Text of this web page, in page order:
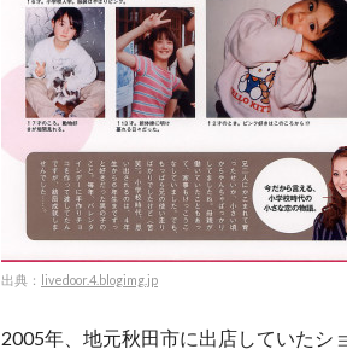
出典： livedoor.4.blogimg.jp
2005年、地元秋田市に出店していたシ